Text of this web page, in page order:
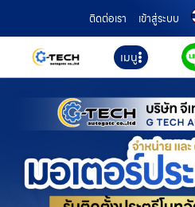
ติดต่อเรา เข้าสู่ระบบ
เมนู